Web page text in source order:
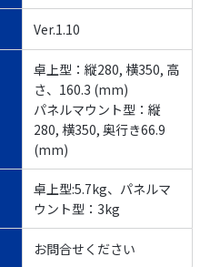
Ver.1.10
卓上型：縦280, 横350, 高
さ、160.3 (mm)
パネルマウント型：縦
280, 横350, 奥行き66.9
(mm)
卓上型:5.7kg、パネルマ
ウント型：3kg
お問合せください